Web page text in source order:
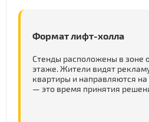
Формат лифт-холла
Стенды расположены в зоне
этаже. Жители видят
квартиры и направляются
— это время принятия